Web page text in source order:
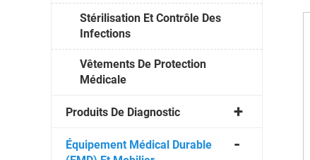
Stérilisation Et Contrôle Des
Infections
Vêtements De Protection
Médicale
Produits De Diagnostic
Équipement Médical Durable